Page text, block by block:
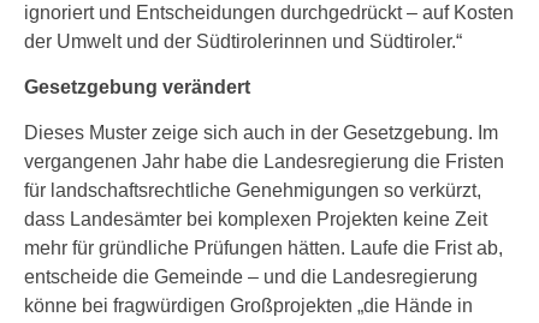
ignoriert und Entscheidungen durchgedrückt – auf Kosten
der Umwelt und der Südtirolerinnen und Südtiroler.“
Gesetzgebung verändert
Dieses Muster zeige sich auch in der Gesetzgebung. Im
vergangenen Jahr habe die Landesregierung die Fristen
für landschaftsrechtliche Genehmigungen so verkürzt,
dass Landesämter bei komplexen Projekten keine Zeit
mehr für gründliche Prüfungen hätten. Laufe die Frist ab,
entscheide die Gemeinde – und die Landesregierung
könne bei fragwürdigen Großprojekten „die Hände in